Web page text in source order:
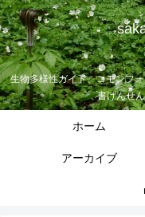
生物多様性ガイド、コモンフ
書げんせ
ホーム
アーカイブ